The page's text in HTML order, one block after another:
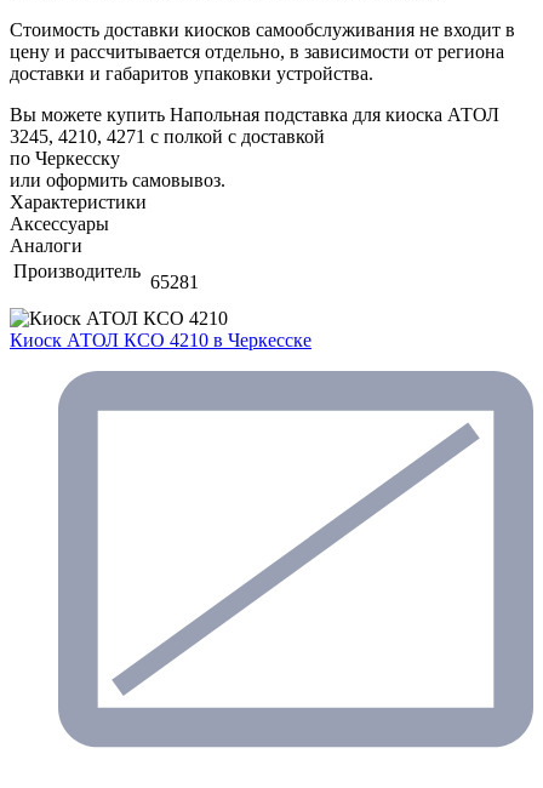
Стоимость доставки киосков самообслуживания не входит в
цену и рассчитывается отдельно, в зависимости от региона
доставки и габаритов упаковки устройства.
Вы можете купить Напольная подставка для киоска АТОЛ
3245, 4210, 4271 с полкой с доставкой
по Черкесску
или оформить самовывоз.
Характеристики
Аксессуары
Аналоги
Производитель
65281
Киоск АТОЛ КСО 4210 в Черкесске